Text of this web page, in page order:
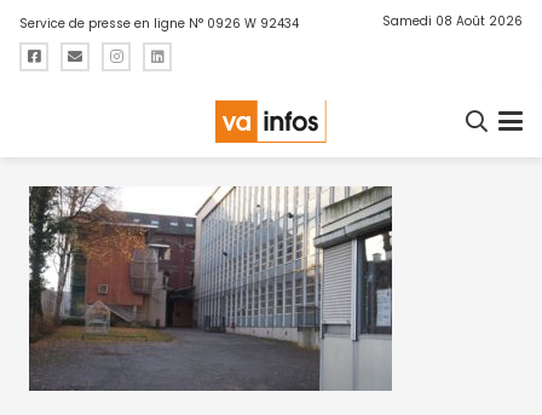
Service de presse en ligne N° 0926 W 92434 Samedi 08 Août 2026